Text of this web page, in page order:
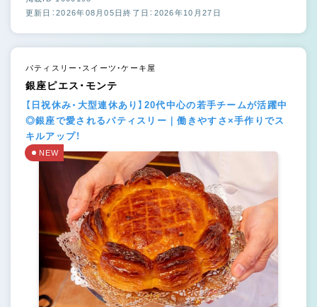
更新日：2026年08月05日終了日：2026年10月27日
パティスリー・スイーツ・ケーキ屋
銀座ピエス・モンテ
【日祝休み・大型連休あり】20代中心の若手チームが活躍中
◎銀座で愛されるパティスリー｜働きやすさ×手作りでス
キルアップ！
NEW